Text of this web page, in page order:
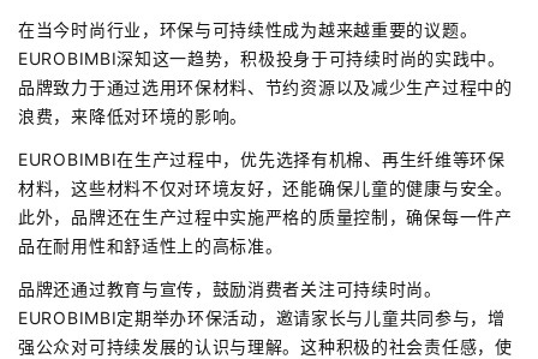
在当今时尚行业，环保与可持续性成为越来越重要的议题。
EUROBIMBI深知这一趋势，积极投身于可持续时尚的实践中。
品牌致力于通过选用环保材料、节约资源以及减少生产过程中的
浪费，来降低对环境的影响。
EUROBIMBI在生产过程中，优先选择有机棉、再生纤维等环保
材料，这些材料不仅对环境友好，还能确保儿童的健康与安全。
此外，品牌还在生产过程中实施严格的质量控制，确保每一件产
品在耐用性和舒适性上的高标准。
品牌还通过教育与宣传，鼓励消费者关注可持续时尚。
EUROBIMBI定期举办环保活动，邀请家长与儿童共同参与，增
强公众对可持续发展的认识与理解。这种积极的社会责任感，使